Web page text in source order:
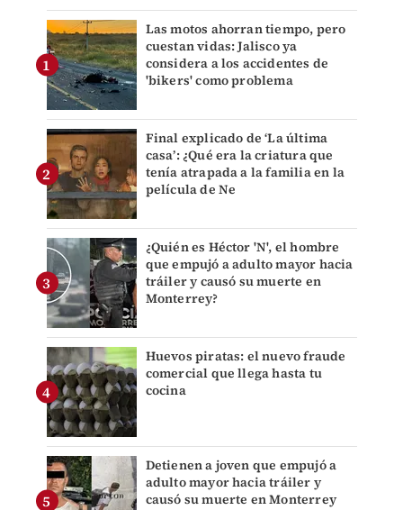
Las motos ahorran tiempo, pero
cuestan vidas: Jalisco ya
considera a los accidentes de
'bikers' como problema
Final explicado de ‘La última
casa’: ¿Qué era la criatura que
tenía atrapada a la familia en la
película de Ne
¿Quién es Héctor 'N', el hombre
que empujó a adulto mayor hacia
tráiler y causó su muerte en
Monterrey?
Huevos piratas: el nuevo fraude
comercial que llega hasta tu
cocina
Detienen a joven que empujó a
adulto mayor hacia tráiler y
causó su muerte en Monterrey